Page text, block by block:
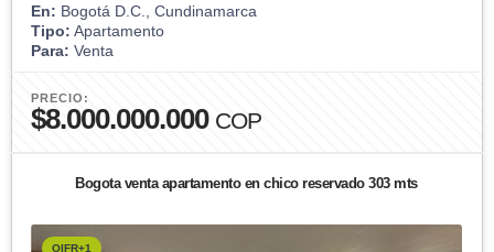
En: Bogotá D.C., Cundinamarca
Tipo: Apartamento
Para: Venta
PRECIO:
$8.000.000.000 COP
Bogota venta apartamento en chico reservado 303 mts
OIFR+1